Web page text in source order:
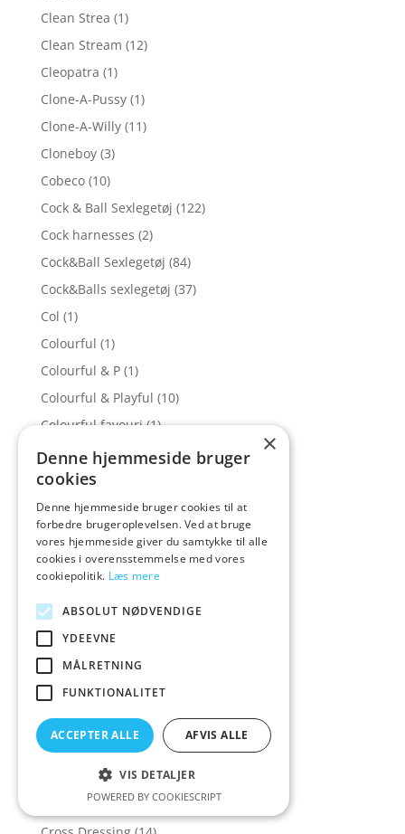
Clean Strea (1)
Clean Stream (12)
Cleopatra (1)
Clone-A-Pussy (1)
Clone-A-Willy (11)
Cloneboy (3)
Cobeco (10)
Cock & Ball Sexlegetøj (122)
Cock harnesses (2)
Cock&Ball Sexlegetøj (84)
Cock&Balls sexlegetøj (37)
Col (1)
Colourful (1)
Colourful & P (1)
Colourful & Playful (10)
Colourful favouri (1)
Colourful favourite (1)
Colourful favourites
COLT (5)
CoolMann (1)
Corsager & Korsetter (158)
Corsager&Korsetter
Corset (16)
Cottelli Collection
Cowgirl (7)
Crave (1)
Crazy Deals (30)
Creative Conceptions (21)
Creature Cocks (43)
(1)
×
Denne hjemmeside bruger
cookies
Denne hjemmeside bruger cookies til at
forbedre brugeroplevelsen. Ved at bruge
vores hjemmeside giver du samtykke til alle
cookies i overensstemmelse med vores
cookiepolitik. Læs mere
ABSOLUT NØDVENDIGE
YDEEVNE
MÅLRETNING
FUNKTIONALITET
ACCEPTER ALLE AFVIS ALLE
VIS DETALJER
POWERED BY COOKIESCRIPT